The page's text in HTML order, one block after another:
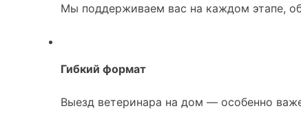
Мы поддерживаем вас на каждом этапе,
Гибкий формат
Выезд ветеринара на дом — особенно